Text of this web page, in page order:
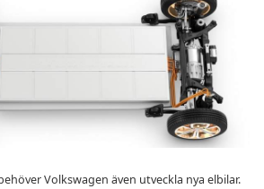
Volkswagen även utveckla nya elbilar.